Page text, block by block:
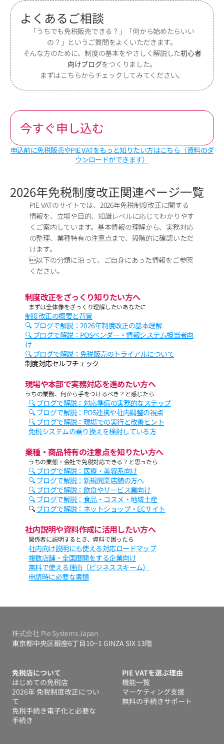
よくあるご相談
「うちでも免税販売できる？」「何から始めたらいい
の？」というご質問をよくいただきます。
そんな方のために、制度の基本をやさしく解説した初心者
向けブログをつくりました。
まずはこちらからチェックしてみてください。
今すぐ申し込む
申込前に免税販売やPIE VATをもっと知りたい方はこちら（資料のダ
ウンロードができます）
2026年免税制度改正関連ページ一覧
PIE VATのサイトでは、2026年免税制度改正に関する
情報を、立場や目的、知識レベルに応じてわかりやす
くご案内しています。基本情報の理解から、実務対応
の整理、業種特有の注意点まで、段階的に確認いただ
けます。
以下の分類に沿って、ご自身にあった情報をご参照
ください。
制度改正をざっくり知りたい方へ
まずは全体像をざっくり理解したいあなたに
制度改正の概要と背景
🔍 ブログで解説：2026年制度改正の基本理解
🔍 ブログで解説：POSベンダー・情報システム担当者向
け
🔍 ブログで解説：免税販売のトライアルについて
制度対応セルフチェック
現場や本部で実務対応を進めたい方へ
うちの業務、何から手をつけるべき？と感じたら
🔍 ブログで解説：対応準備の実務的なステップ
🔍 ブログで解説：POS連携や社内調整の視点
🔍 ブログで解説：現場での実行と改善ヒント
免税システムの乗り換えを検討している方
業種・商品特有の注意点を知りたい方へ
うちの業態・会社で免税対応できる？と思ったら
🔍 ブログで解説：医療・美容系向け
🔍 ブログで解説：新規開業店舗の方へ
🔍 ブログで解説：飲食やサービス業向け
🔍 ブログで解説：食品・コスメ・地域土産
🔍 ブログで解説：ネットショップ・ECサイト
社内説明や資料作成に活用したい方へ
関係者に説明するとき、資料で困ったら
社内向け説明にも使える対応ロードマップ
複数店舗・全国展開をする企業向け
無料で使える理由（ビジネススキーム）
申請時に必要な書類
株式会社 Pie Systems Japan
東京都中央区銀座6丁目10−1 GINZA SIX 13階
免税店について
はじめての免税店
2026年 免税制度改正につい
て
免税手続き電子化と必要な
手続き
PIE VATを選ぶ理由
機能一覧
マーケティング支援
無料の手続きサポート